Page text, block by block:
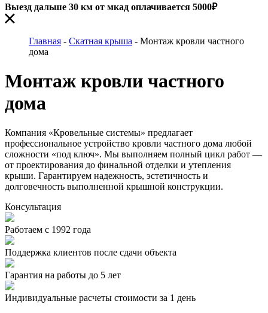
Выезд дальше 30 км от мкад оплачивается 5000₽
Главная - Скатная крыша - Монтаж кровли частного
дома
Монтаж кровли частного
дома
Компания «Кровельные системы» предлагает
профессиональное устройство кровли частного дома любой
сложности «под ключ». Мы выполняем полный цикл работ —
от проектирования до финальной отделки и утепления
крыши. Гарантируем надежность, эстетичность и
долговечность выполненной крышной конструкции.
Консультация
Работаем с 1992 года
Поддержка клиентов после сдачи объекта
Гарантия на работы до 5 лет
Индивидуальные расчеты стоимости за 1 день